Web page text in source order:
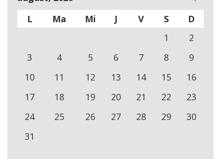
L
Ma Mi J V S
D
1
2
3
4 5 6 7 8
9
10
11 12 13 14 15
16
17
18 19 20 21 22
23
24
25 26 27 28 29
30
31